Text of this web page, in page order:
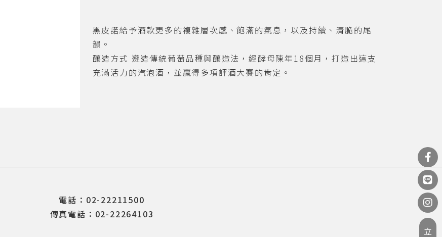
黑皮諾給予酒款更多的複雜層次感、飽滿的氣息，以及持續、清脆的尾
韻。
釀造方式 遵造傳統葡萄品種與釀造法，經酵母陳年18個月，打造出這支
充滿活力的汽泡酒，並贏得多項評酒大賽的肯定。
電話：02-22211500
傳真電話：02-22264103